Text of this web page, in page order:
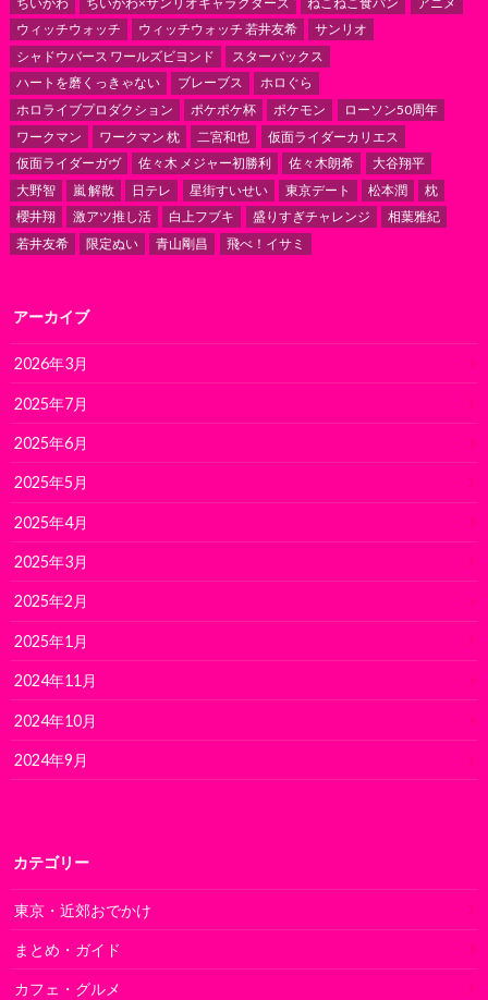
ウィッチウォッチ
ウィッチウォッチ 若井友希
サンリオ
シャドウバース ワールズビヨンド
スターバックス
ハートを磨くっきゃない
ブレーブス
ホロぐら
ホロライブプロダクション
ポケポケ杯 ポケモン
ローソン50周年
ワークマン
ワークマン 枕 二宮和也
仮面ライダーカリエス
仮面ライダーガヴ
佐々木 メジャー初勝利 佐々木朗希
大谷翔平
大野智
嵐 解散 日テレ 星街すいせい 東京デート 松本潤
枕
櫻井翔
激アツ推し活 白上フブキ 盛りすぎチャレンジ
相葉雅紀
若井友希
限定ぬい 青山剛昌 飛べ！イサミ
アーカイブ
2026年3月
2025年7月
2025年6月
2025年5月
2025年4月
2025年3月
2025年2月
2025年1月
2024年11月
2024年10月
2024年9月
カテゴリー
東京・近郊おでかけ
まとめ・ガイド
カフェ・グルメ